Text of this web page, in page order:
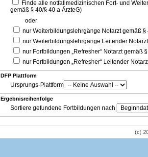
Finde alle notfallmedizinischen Fort- und
gemäß § 40/§ 40 a ÄrzteG)
oder
nur Weiterbildungslehrgänge Notarzt gemäß §
nur Weiterbildungslehrgänge Leitender
nur Fortbildungen „Refresher“ Notarzt gemäß
nur Fortbildungen „Refresher“ Leitender
DFP Plattform
Ursprungs-Plattform
Ergebnisreihenfolge
Sortiere gefundene Fortbildungen nach
(c)